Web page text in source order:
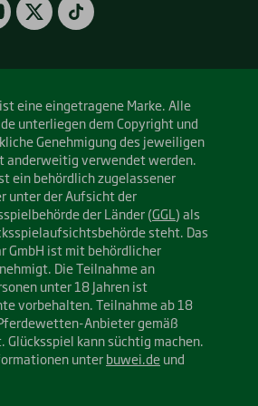
eine eingetragene Marke. Alle
unterliegen dem Copyright und
Genehmigung des jeweiligen
anderweitig verwendet werden.
ein behördlich zugelassener
unter der Aufsicht der
der Länder (GGL ) als
steht. Das
GmbH ist mit behördlicher
Die Teilnahme an
unter 18 Jahren ist
vorbehalten. Teilnahme ab 18
Anbieter gemäß
kann süchtig machen.
unterbuwei.deund